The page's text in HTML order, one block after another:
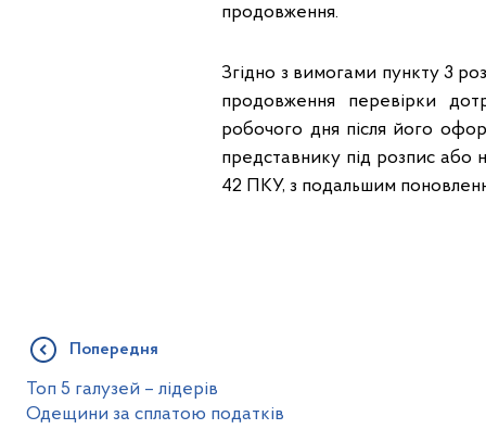
продовження.
Згідно з вимогами пункту 3
продовження перевірки
робочого дня після його
представнику під розпис або
42 ПКУ, з подальшим
Попередня
Топ 5 галузей – лідерів
Одещини за сплатою податків